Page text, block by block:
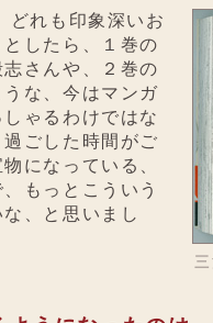
れも印象深いお
したら、１巻の
さんや、２巻の
な、今はマンガ
ゃるわけではな
ごした時間がご
になっている、
もっとこういう
、と思いまし